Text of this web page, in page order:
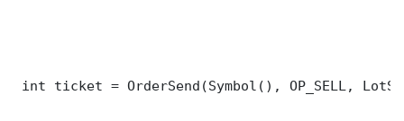
int ticket = OrderSend(Symbol(), OP_SELL,